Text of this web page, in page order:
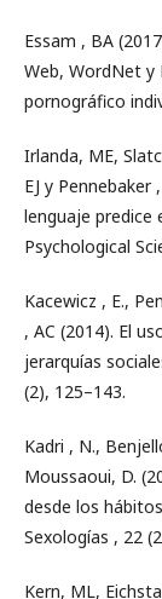
Essam , BA
Web, WordNet y
pornográfico
Irlanda, ME,
EJ y Pennebaker
lenguaje predice
Psychological
Kacewicz , E.,
, AC (2014). El
jerarquías
(2), 125–143.
Kadri , N.,
Moussaoui, D.
desde los
Sexologías , 22
Kern, ML,